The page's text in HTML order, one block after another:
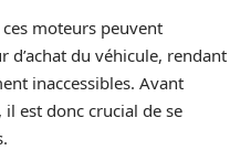
moteurs peuvent
d’achat du véhicule, rendant
inaccessibles. Avant
, il est donc crucial de se